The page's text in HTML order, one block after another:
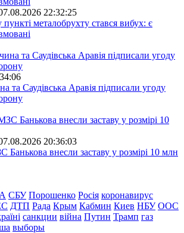
22:32:25
металобрухту стався вибух: є
та Саудівська Аравія підписали угоду
20:36:03
Банькова внесли заставу у розмірі 10 млн
СБУ Порошенко Росія коронавирус
ДТП Рада Крым Кабмин Киев НБУ ООС
санкции війна Путин Трамп газ
выборы